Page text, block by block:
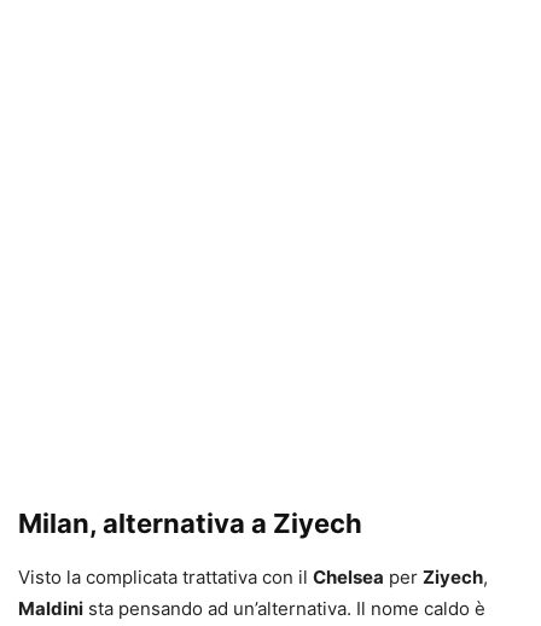
Milan, alternativa a Ziyech
Visto la complicata trattativa con il Chelsea per Ziyech,
Maldini sta pensando ad un’alternativa. Il nome caldo è